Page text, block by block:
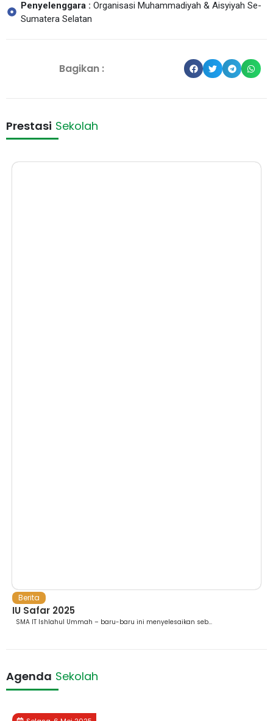
Penyelenggara : Organisasi Muhammadiyah & Aisyiyah Se-
Sumatera Selatan
Bagikan :
Prestasi Sekolah
Berita
IU Safar 2025
SMA IT Ishlahul Ummah – baru-baru ini menyelesaikan seb...
Agenda Sekolah